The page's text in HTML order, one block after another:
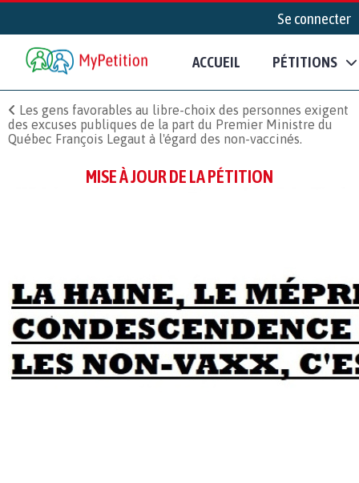
Se connecter
ACCUEIL PÉTITIONS
Les gens favorables au libre-choix des personnes exigent
des excuses publiques de la part du Premier Ministre du
Québec François Legaut à l'égard des non-vaccinés.
MISE À JOUR DE LA PÉTITION